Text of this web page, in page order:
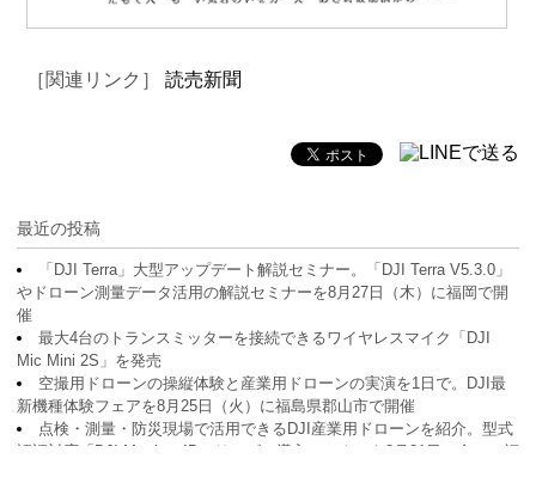
［関連リンク］読売新聞
最近の投稿
「DJI Terra」大型アップデート解説セミナー。「DJI Terra V5.3.0」
やドローン測量データ活用の解説セミナーを8月27日（木）に福岡で開
催
最大4台のトランスミッターを接続できるワイヤレスマイク「DJI
Mic Mini 2S」を発売
空撮用ドローンの操縦体験と産業用ドローンの実演を1日で。DJI最
新機種体験フェアを8月25日（火）に福島県郡山市で開催
点検・測量・防災現場で活用できるDJI産業用ドローンを紹介。型式
認証対応「DJI Matrice 4Dシリーズ」導入セミナーを8月21日（金）に福